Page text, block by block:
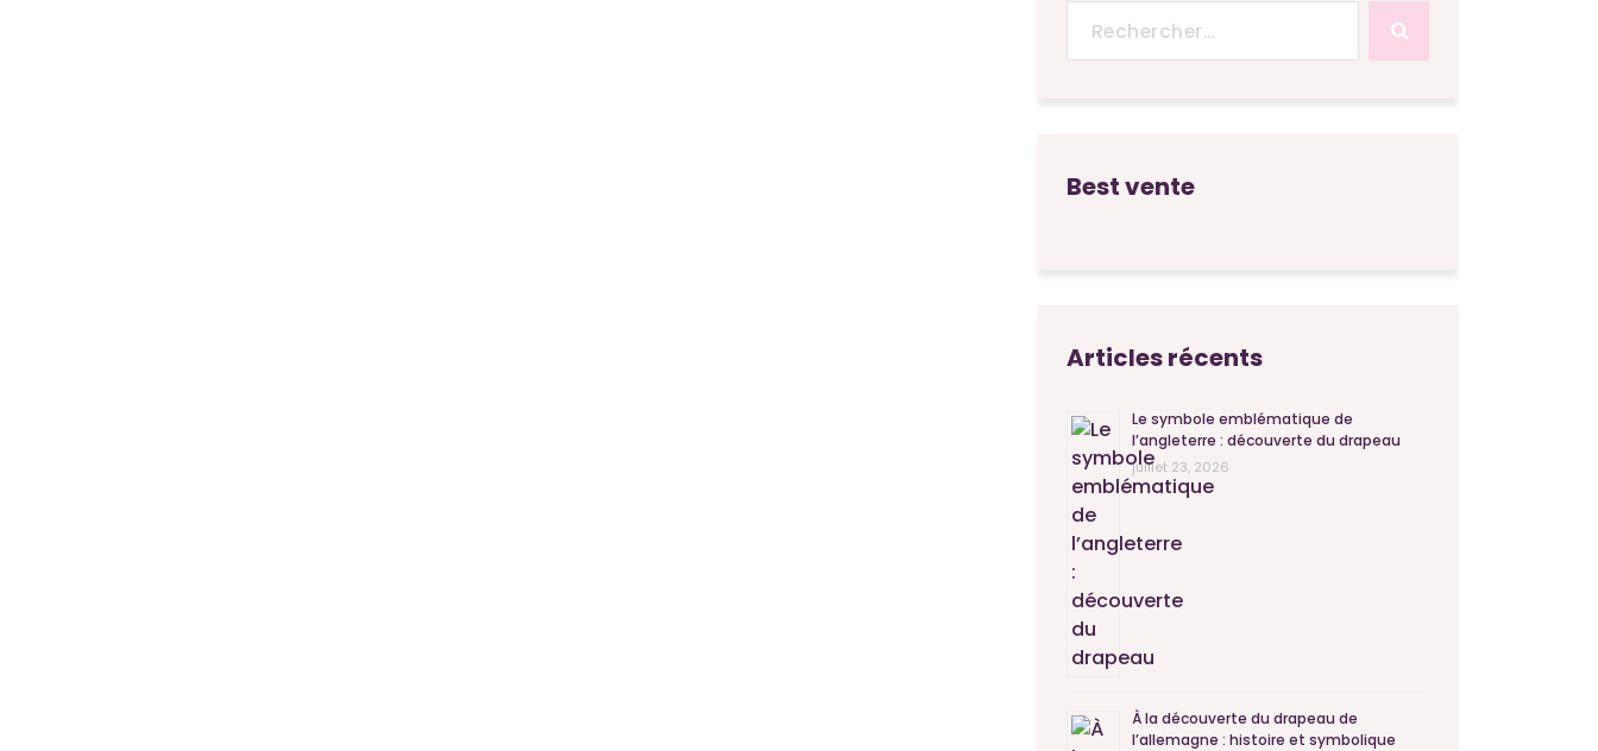
pour :
Best vente
Articles récents
Le symbole emblématique de
l’angleterre : découverte du drapeau
juillet 23, 2026
À la découverte du drapeau de
l’allemagne : histoire et symbolique